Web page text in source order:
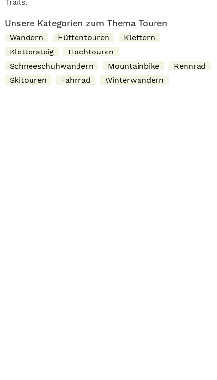
Trails.
Unsere Kategorien zum Thema Touren
Wandern Hüttentouren
Klettern
Klettersteig
Hochtouren
Schneeschuhwandern
Mountainbike
Rennrad
Skitouren
Fahrrad Winterwandern